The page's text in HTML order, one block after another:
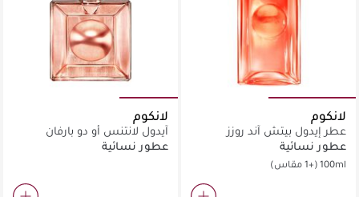
لانكوم
عطر إيدول بيتش آند روزز
عطور نسائية
100ml(+1 مقاس)
لانكوم
آيدول لانتنس أو دو بارفان
عطور نسائية